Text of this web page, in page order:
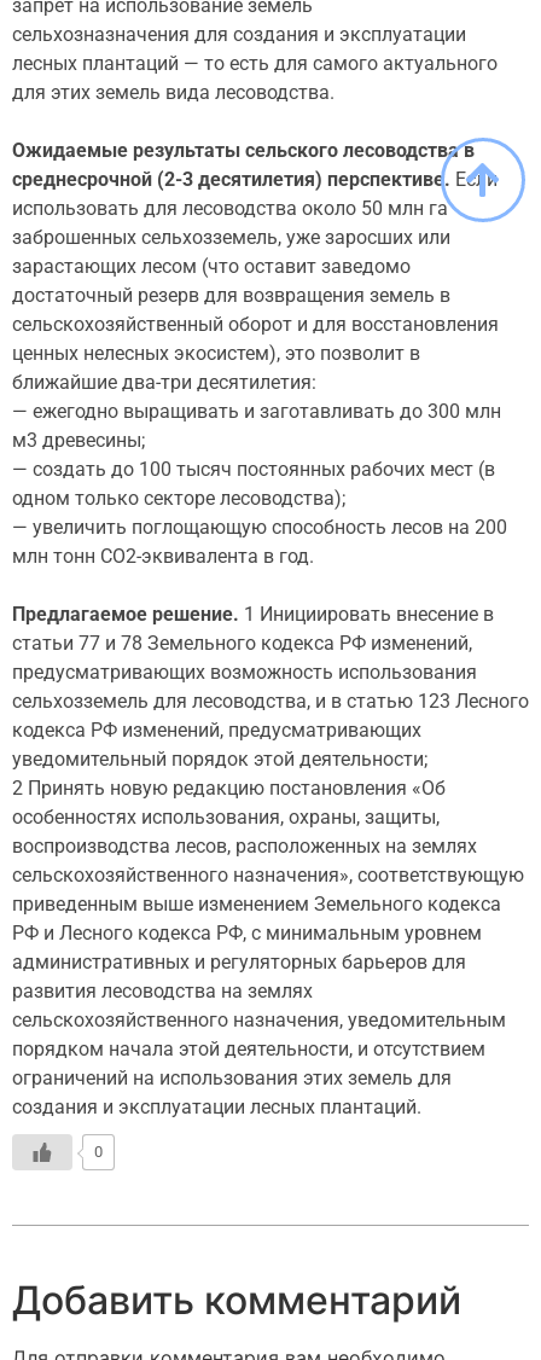
запрет на использование земель
сельхозназначения для создания и эксплуатации
лесных плантаций — то есть для самого актуального
для этих земель вида лесоводства.
Ожидаемые результаты сельского лесоводства в
среднесрочной (2-3 десятилетия) перспективе. Если
использовать для лесоводства около 50 млн га
заброшенных сельхозземель, уже заросших или
зарастающих лесом (что оставит заведомо
достаточный резерв для возвращения земель в
сельскохозяйственный оборот и для восстановления
ценных нелесных экосистем), это позволит в
ближайшие два-три десятилетия:
— ежегодно выращивать и заготавливать до 300 млн
м3 древесины;
— создать до 100 тысяч постоянных рабочих мест (в
одном только секторе лесоводства);
— увеличить поглощающую способность лесов на 200
млн тонн СО2-эквивалента в год.
Предлагаемое решение. 1 Инициировать внесение в
статьи 77 и 78 Земельного кодекса РФ изменений,
предусматривающих возможность использования
сельхозземель для лесоводства, и в статью 123 Лесного
кодекса РФ изменений, предусматривающих
уведомительный порядок этой деятельности;
2 Принять новую редакцию постановления «Об
особенностях использования, охраны, защиты,
воспроизводства лесов, расположенных на землях
сельскохозяйственного назначения», соответствующую
приведенным выше изменением Земельного кодекса
РФ и Лесного кодекса РФ, с минимальным уровнем
административных и регуляторных барьеров для
развития лесоводства на землях
сельскохозяйственного назначения, уведомительным
порядком начала этой деятельности, и отсутствием
ограничений на использования этих земель для
создания и эксплуатации лесных плантаций.
0
Добавить комментарий